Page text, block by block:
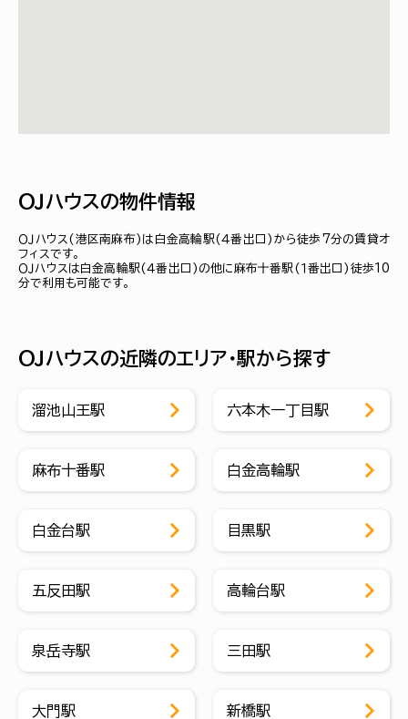
ＯＪハウスの物件情報
ＯＪハウス(港区南麻布)は白金高輪駅(４番出口)から徒歩7分の賃貸オ
フィスです。
ＯＪハウスは白金高輪駅(４番出口)の他に麻布十番駅(１番出口)徒歩10
分で利用も可能です。
ＯＪハウスの近隣のエリア・駅から探す
溜池山王駅 六本木一丁目駅
麻布十番駅 白金高輪駅
白金台駅 目黒駅
五反田駅 高輪台駅
泉岳寺駅 三田駅
大門駅 新橋駅